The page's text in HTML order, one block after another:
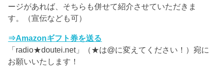
ージがあれば、そちらも併せて紹介させていただきま
す。（宣伝なども可）
⇒Amazonギフト券を送る
「radio★doutei.net」（★は@に変えてください！）宛に
お願いいたします！